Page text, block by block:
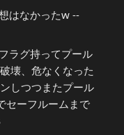
はなかったw --
ラグ持ってプール
壊、危なくなった
しつつまたプール
セーフルームまで